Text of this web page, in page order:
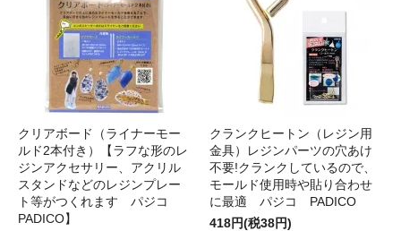
クリアボード（ライナーモー
ルド2本付き）【ラフな形のレ
ジンアクセサリー、アクリル
スタンドなどのレジンプレー
ト等がつくれます パジコ
PADICO】
クランクヒートン（レジン用
金具）レジンパーツの穴あけ
不要!クランクしているので、
モールド使用時や貼り合わせ
に最適 パジコ PADICO
418円(税38円)